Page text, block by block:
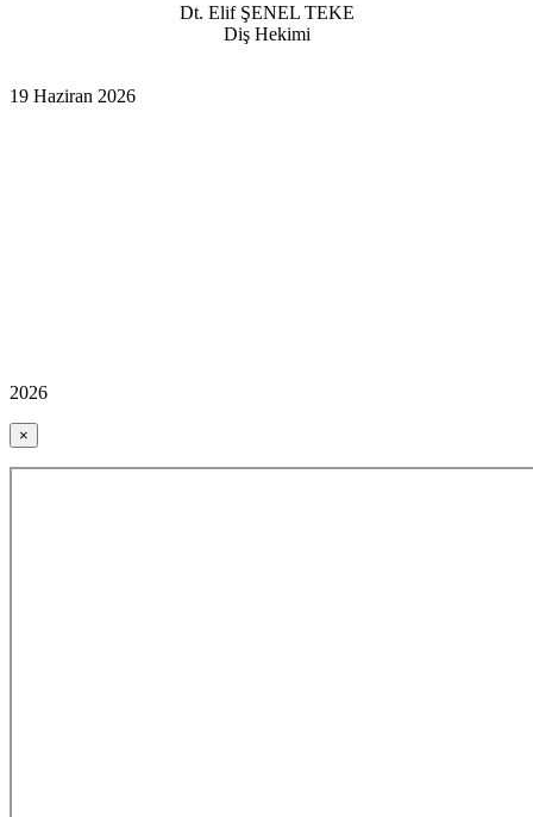
Dt. Elif ŞENEL TEKE
Diş Hekimi
19 Haziran 2026
2026
×